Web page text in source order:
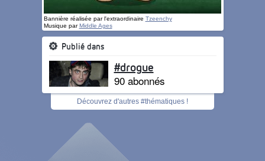
Bannière réalisée par l'extraordinaire Tzeenchy
Musique parMiddle Ages
Publié dans
#drogue
90 abonnés
Découvrez d'autres #thématiques !